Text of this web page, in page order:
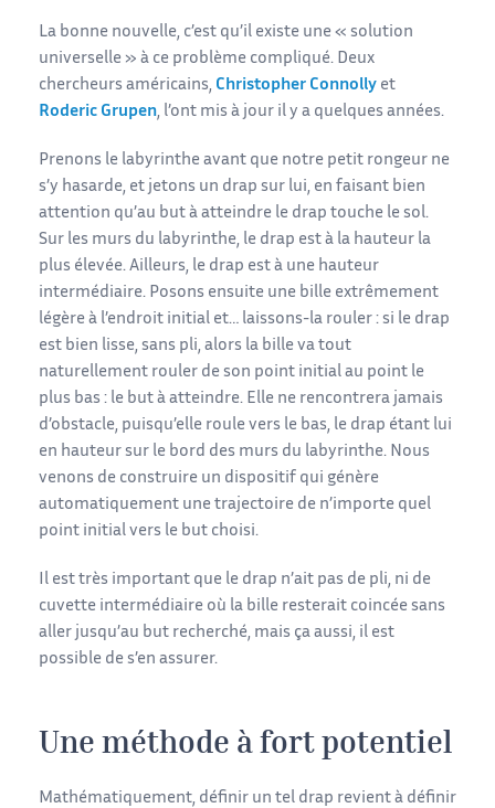
La bonne nouvelle, c’est qu’il existe une « solution
universelle » à ce problème compliqué. Deux
chercheurs américains, Christopher Connolly et
Roderic Grupen, l’ont mis à jour il y a quelques années.
Prenons le labyrinthe avant que notre petit rongeur ne
s’y hasarde, et jetons un drap sur lui, en faisant bien
attention qu’au but à atteindre le drap touche le sol.
Sur les murs du labyrinthe, le drap est à la hauteur la
plus élevée. Ailleurs, le drap est à une hauteur
intermédiaire. Posons ensuite une bille extrêmement
légère à l’endroit initial et… laissons-la rouler : si le drap
est bien lisse, sans pli, alors la bille va tout
naturellement rouler de son point initial au point le
plus bas : le but à atteindre. Elle ne rencontrera jamais
d’obstacle, puisqu’elle roule vers le bas, le drap étant lui
en hauteur sur le bord des murs du labyrinthe. Nous
venons de construire un dispositif qui génère
automatiquement une trajectoire de n’importe quel
point initial vers le but choisi.
Il est très important que le drap n’ait pas de pli, ni de
cuvette intermédiaire où la bille resterait coincée sans
aller jusqu’au but recherché, mais ça aussi, il est
possible de s’en assurer.
Une méthode à fort potentiel
Mathématiquement, définir un tel drap revient à définir